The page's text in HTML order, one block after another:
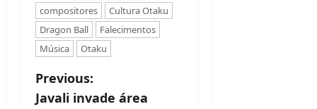
compositores
Cultura Otaku
Dragon Ball
Falecimentos
Música
Otaku
P
Previous:
Javali invade área